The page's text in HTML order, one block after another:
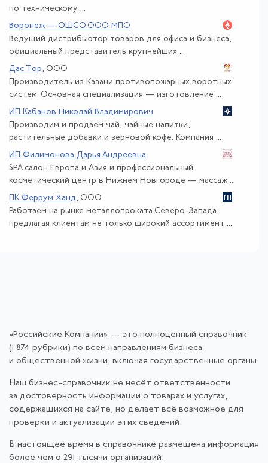
по техническому ...
Воронеж — ОШСО ООО МПО
Ведущий дистрибьютор товаров для офиса и бизнеса,
официальный представитель крупнейших ...
Дас Тор , ООО
Производитель из Казани противопожарных воротных
систем. Основная специализация — изготовление ...
ИП Кабанов Николай Владимирович
Производим и продаём чай, чайные напитки,
растительные добавки и зерновой кофе. Компания ...
ИП Филимонова Дарья Андреевна
SPA салон Европа и Азия и профессиональный
косметический центр в Нижнем Новгороде — массаж ...
ПК Феррум Ханд , ООО
Работаем на рынке металлопроката Северо-Запада,
предлагая клиентам не только широкий ассортимент ...
«Российские Компании» — это полноценный справочник
(1 874 рубрики) по всем направлениям бизнеса
и общественной жизни, включая государственные органы.
Наш бизнес-справочник не несёт ответственности
за достоверность информации о товарах и услугах,
содержащихся на сайте, но делает всё возможное для
проверки и актуализации этих сведений.
В настоящее время в справочнике размещена информация
более чем о 291 тысячи организаций.